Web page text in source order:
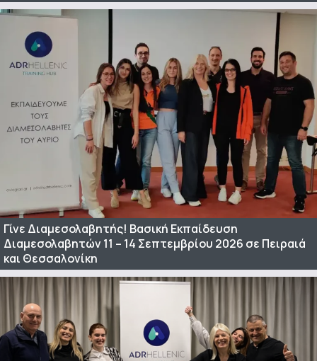
Γίνε Διαμεσολαβητής! Βασική Εκπαίδευση
Διαμεσολαβητών 11 – 14 Σεπτεμβρίου 2026 σε Πειραιά
και Θεσσαλονίκη